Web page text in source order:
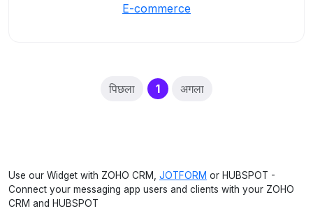
E-commerce
पिछला 1(current)
अगला
Use our Widget with ZOHO CRM, JOTFORM or HUBSPOT -
Connect your messaging app users and clients with your ZOHO
CRM and HUBSPOT